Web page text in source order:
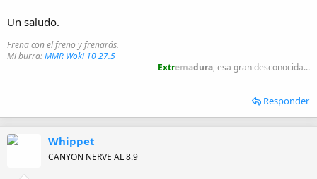
Un saludo.
Frena con el freno y frenarás.
Mi burra:MMR Woki 10 27.5
Extremadura, esa gran desconocida...
Responder
Whippet
CANYON NERVE AL 8.9